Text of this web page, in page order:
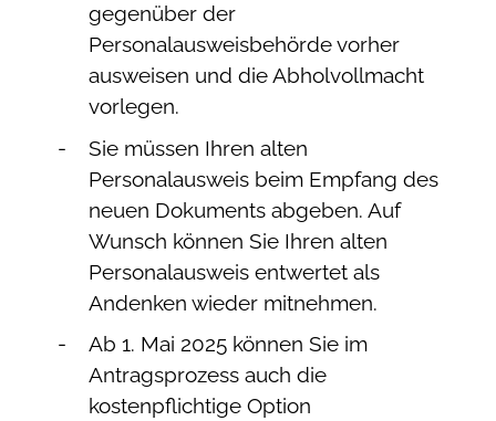
gegenüber der
Personalausweisbehörde vorher
ausweisen und die Abholvollmacht
vorlegen.
Sie müssen Ihren alten
Personalausweis beim Empfang des
neuen Dokuments abgeben. Auf
Wunsch können Sie Ihren alten
Personalausweis entwertet als
Andenken wieder mitnehmen.
Ab 1. Mai 2025 können Sie im
Antragsprozess auch die
kostenpflichtige Option